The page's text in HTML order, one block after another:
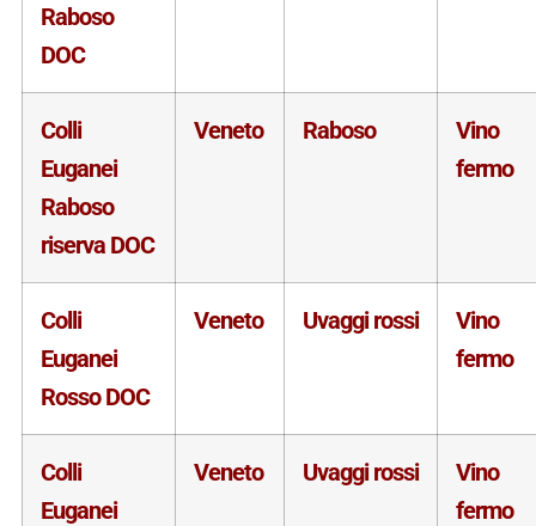
Raboso
DOC
Colli
Euganei
Raboso
riserva DOC
Veneto Raboso
Vino
fermo
Colli
Euganei
Rosso DOC
Veneto Uvaggi rossi
Vino
fermo
Colli
Euganei
Veneto Uvaggi rossi
Vino
fermo